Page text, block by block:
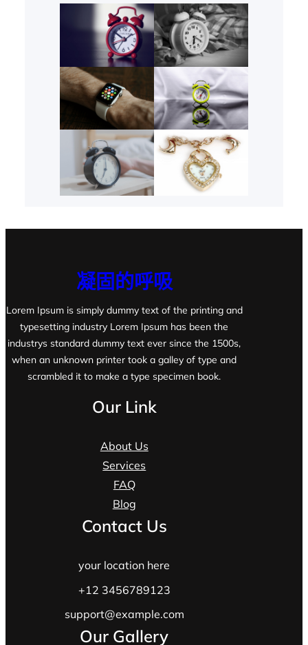
凝固的呼吸
Lorem Ipsum is simply dummy text of the printing and
typesetting industry Lorem Ipsum has been the
industrys standard dummy text ever since the 1500s,
when an unknown printer took a galley of type and
scrambled it to make a type specimen book.
Our Link
About Us
Services
FAQ
Blog
Contact Us
your location here
+12 3456789123
support@example.com
Our Gallery